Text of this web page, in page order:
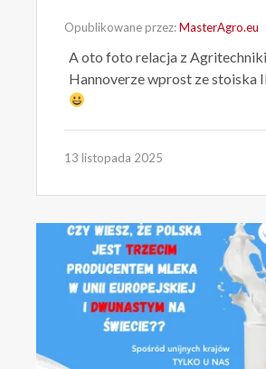
Opublikowane przez:MasterAgro.eu
A oto foto relacja z
Hannoverze wprost ze stoiska
13 listopada 2025